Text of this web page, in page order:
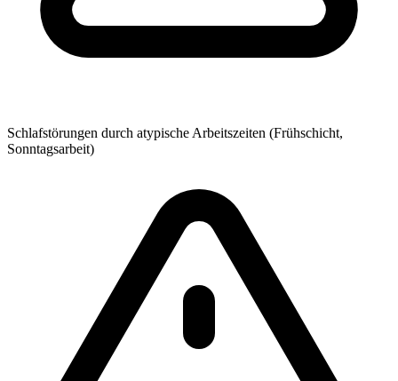
Schlafstörungen durch atypische Arbeitszeiten (Frühschicht,
Sonntagsarbeit)